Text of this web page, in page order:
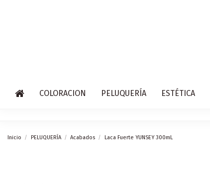
COLORACION PELUQUERÍA ESTÉTICA
Inicio PELUQUERÍA Acabados Laca Fuerte YUNSEY 300mL